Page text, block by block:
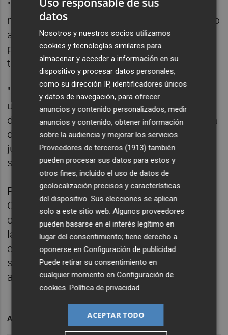
"Espero un partido abierto porque con
nosotros pasan cosas y es difícil acabar cero
a cero. Será un encuentro animoso para el
público", explicó Pacheta, quien deseó ya un
triunfo de su equipo como local.
"Somos un club humilde que juega como
uno grande", apostilló el entrenador, quien
descartó un cambio de modelo tras la salida
de Villar. "Habrá matices, porque los
jugadores son diferentes, pero el modelo no
se mueve", argumentó.
Pacheta dijo sentirse "respetado" por
Christian Bragarnik, nuevo propietario del
club, e insistió en el mensaje de que, pese a
la sexta posición que actualmente ocupan
en la clasificación, el Elche debe centrarse
solo en ganar al Málaga y asegurar cuanto
antes la permanencia en la categoría.
ARCHIVADO EN ELCHE CF
datos
Nosotros y nuestros socios utilizamos
cookies y tecnologías similares para
almacenar y acceder a información en su
dispositivo y procesar datos personales,
como su dirección IP, identificadores únicos
y datos de navegación, para ofrecer
anuncios y contenido personalizados, medir
anuncios y contenido, obtener información
sobre la audiencia y mejorar los servicios.
Proveedores de terceros (1913) también
pueden procesar sus datos para estos y
otros fines, incluido el uso de datos de
geolocalización precisos y características
del dispositivo. Sus elecciones se aplican
solo a este sitio web. Algunos proveedores
pueden basarse en el interés legítimo en
lugar del consentimiento; tiene derecho a
oponerse enConfiguración de publicidad
Puede retirar su consentimiento en
cualquier momento enConfiguración de
cookies .Política de privacidad
ACEPTAR TODO